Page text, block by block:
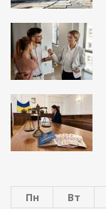
Пн
Вт